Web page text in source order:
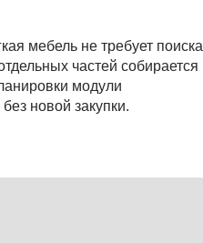
мебель не требует поиска
частей собирается
модули
новой закупки.